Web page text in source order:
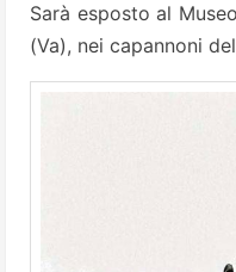
Sarà esposto al
(Va), nei capannoni